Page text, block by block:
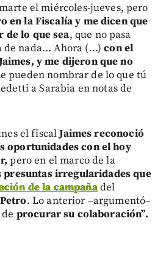
el miércoles-jueves, pero
en la Fiscalía y me dicen que
de lo que sea, que no pasa
nada... Ahora (...) con el
y me dijeron que no
pueden nombrar de lo que tú
a Sarabia en notas de
el fiscalJaimes reconoció
oportunidades con el hoy
pero en el marco de la
presuntas irregularidades que
de la campañadel
. Lo anterior –argumentó–
procurar su colaboración”.